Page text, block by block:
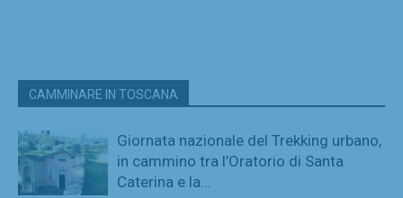
CAMMINARE IN TOSCANA
Giornata nazionale del Trekking urbano,
in cammino tra l’Oratorio di Santa
Caterina e la...